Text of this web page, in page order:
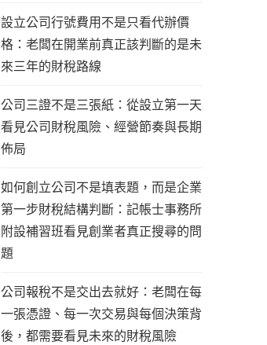
設立公司行號費用不是只看代辦價
格：老闆在開業前真正該判斷的是未
來三年的財稅路線
公司三證不是三張紙：從設立第一天
看見公司財稅風險、經營節奏與長期
佈局
如何創立公司不是填表題，而是企業
第一步財稅結構判斷：記帳士事務所
附設補習班看見創業者真正搜尋的問
題
公司報稅不是交出去就好：老闆在每
一張憑證、每一次交易與每個決策背
後，都需要看見未來的財稅風險